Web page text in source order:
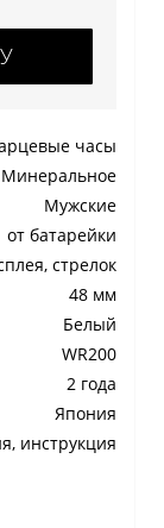
часы
Минеральное
Мужские
от батарейки
стрелок
48 мм
Белый
WR200
2 года
Япония
инструкция